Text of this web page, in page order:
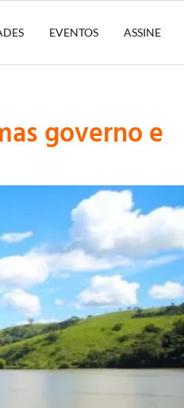
EVENTOS ASSINE
governo e